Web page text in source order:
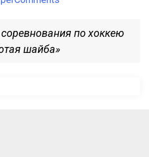
по хоккею
шайба»